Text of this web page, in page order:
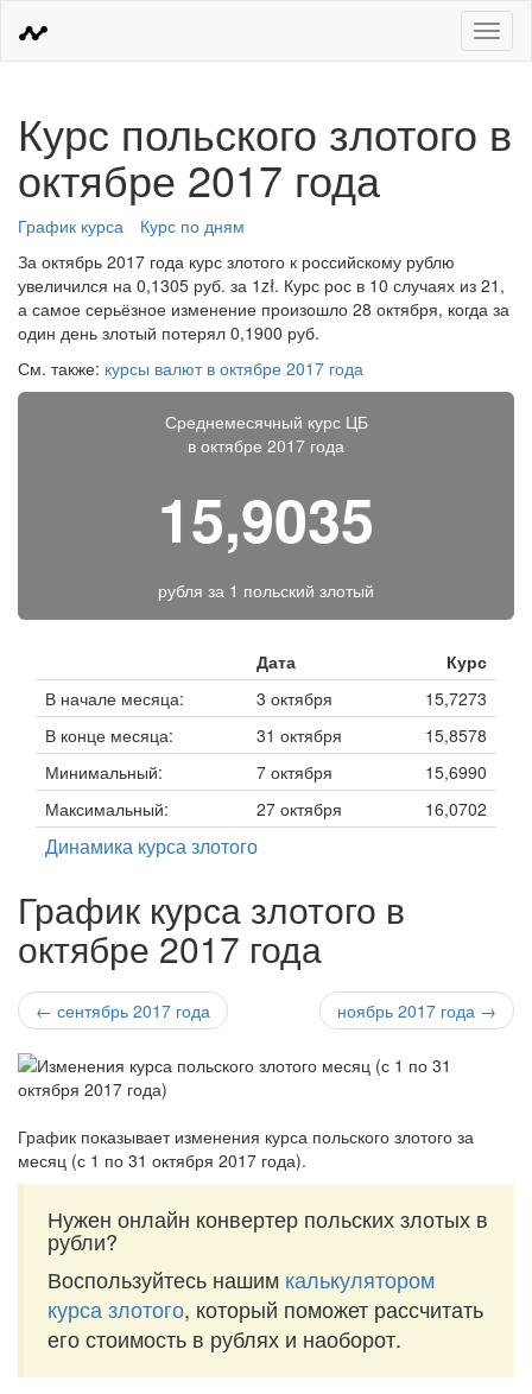
Меню
Курс польского злотого в
октябре 2017 года
График курса
Курс по дням
За октябрь 2017 года курс злотого к российскому рублю
увеличился на 0,1305 руб. за 1zł. Курс рос в 10 случаях из 21,
а самое серьёзное изменение произошло 28 октября, когда за
один день злотый потерял 0,1900 руб.
См. также: курсы валют в октябре 2017 года
Среднемесячный курс ЦБ
в октябре 2017 года
15,9035
рубля за 1 польский злотый
Дата
Курс
В начале месяца:
3 октября
15,7273
В конце месяца:
31 октября
15,8578
Минимальный:
7 октября
15,6990
Максимальный:
27 октября 16,0702
Динамика курса злотого
График курса злотого в
октябре 2017 года
← сентябрь 2017 года ноябрь 2017 года →
График показывает изменения курса польского злотого за
месяц (с 1 по 31 октября 2017 года).
Нужен онлайн конвертер польских злотых в
рубли?
Воспользуйтесь нашим калькулятором
курса злотого, который поможет рассчитать
его стоимость в рублях и наоборот.